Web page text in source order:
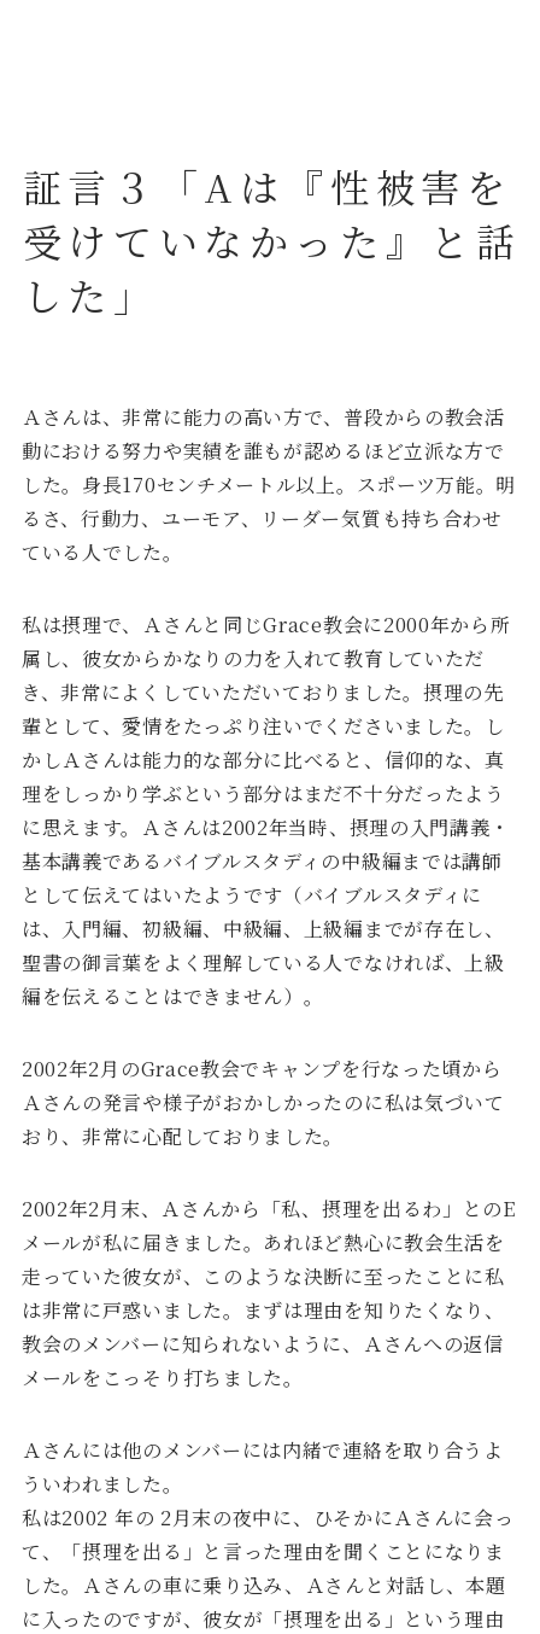
証言３「Aは『性被害を
受けていなかった』と話
した」
Ａさんは、非常に能力の高い方で、普段からの教会活
動における努力や実績を誰もが認めるほど立派な方で
した。身長170センチメートル以上。スポーツ万能。明
るさ、行動力、ユーモア、リーダー気質も持ち合わせ
ている人でした。
私は摂理で、Ａさんと同じGrace教会に2000年から所
属し、彼女からかなりの力を入れて教育していただ
き、非常によくしていただいておりました。摂理の先
輩として、愛情をたっぷり注いでくださいました。し
かしＡさんは能力的な部分に比べると、信仰的な、真
理をしっかり学ぶという部分はまだ不十分だったよう
に思えます。Ａさんは2002年当時、摂理の入門講義・
基本講義であるバイブルスタディの中級編までは講師
として伝えてはいたようです（バイブルスタディに
は、入門編、初級編、中級編、上級編までが存在し、
聖書の御言葉をよく理解している人でなければ、上級
編を伝えることはできません）。
2002年2月のGrace教会でキャンプを行なった頃から
Ａさんの発言や様子がおかしかったのに私は気づいて
おり、非常に心配しておりました。
2002年2月末、Ａさんから「私、摂理を出るわ」とのE
メールが私に届きました。あれほど熱心に教会生活を
走っていた彼女が、このような決断に至ったことに私
は非常に戸惑いました。まずは理由を知りたくなり、
教会のメンバーに知られないように、Ａさんへの返信
メールをこっそり打ちました。
Ａさんには他のメンバーには内緒で連絡を取り合うよ
ういわれました。
私は2002 年の 2月末の夜中に、ひそかにＡさんに会っ
て、「摂理を出る」と言った理由を聞くことになりま
した。Ａさんの車に乗り込み、Ａさんと対話し、本題
に入ったのですが、彼女が「摂理を出る」という理由